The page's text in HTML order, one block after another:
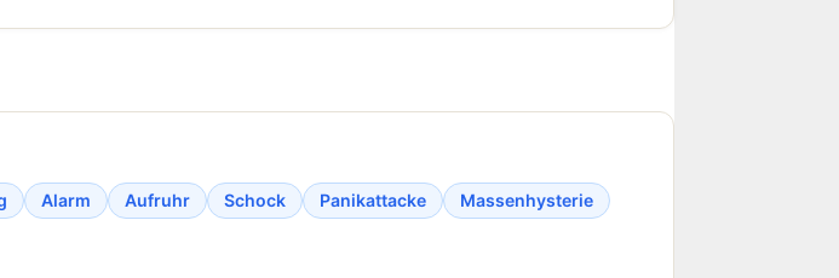
Alarm Aufruhr Schock Panikattacke Massenhysterie